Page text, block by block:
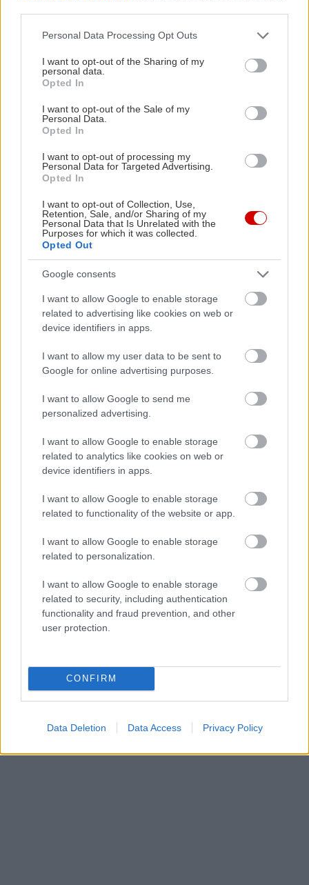
Please note that this website/app uses one or more Google
not limited to your visit or usage behaviour. You may click to
grant or deny consent to Google and its third-party tags to
use your data for below specified purposes in below Google
consent section.
Personal Data Processing Opt Outs
I want to opt-out of the Sharing of my
personal data.
Opted In
I want to opt-out of the Sale of my
Personal Data.
Opted In
I want to opt-out of processing my
Personal Data for Targeted Advertising.
Opted In
I want to opt-out of Collection, Use,
Retention, Sale, and/or Sharing of my
Personal Data that Is Unrelated with the
Purposes for which it was collected.
Opted Out
Google consents
I want to allow Google to enable storage
related to advertising like cookies on web or
device identifiers in apps.
I want to allow my user data to be sent to
Google for online advertising purposes.
I want to allow Google to send me
personalized advertising.
I want to allow Google to enable storage
related to analytics like cookies on web or
device identifiers in apps.
I want to allow Google to enable storage
related to functionality of the website or app.
I want to allow Google to enable storage
related to personalization.
I want to allow Google to enable storage
related to security, including authentication
functionality and fraud prevention, and other
user protection.
CONFIRM
Data Deletion Data Access Privacy Policy
Διαβάστε επίσης
Σταμάτης Κραουνάκης: "Με βαριέμαι πάντα
πρώτος"
Ο Σπύρος
Δήμου
PODCASTS
«Εγώ είμαι η ανάπηρη, αυτοί είναι οι μ***ες» –
Η Maria Rolls χωρίς φίλτρο
Περδίκι